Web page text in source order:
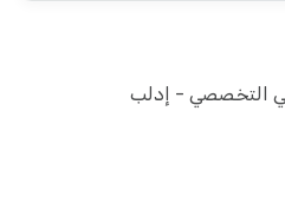
التخصصي - إدلب